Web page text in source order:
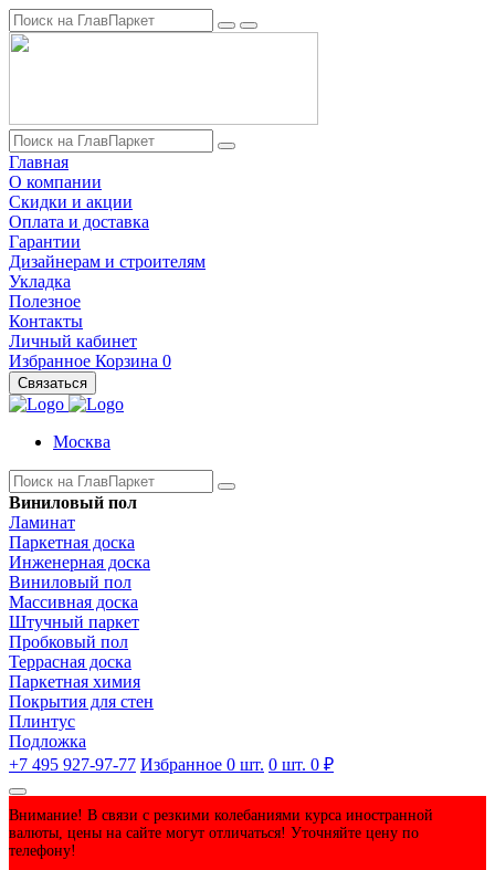
Главная
О компании
Скидки и акции
Оплата и доставка
Гарантии
Дизайнерам и строителям
Укладка
Полезное
Контакты
Личный кабинет
Избранное Корзина 0
Связаться
Москва
Виниловый пол
Ламинат
Паркетная доска
Инженерная доска
Виниловый пол
Массивная доска
Штучный паркет
Пробковый пол
Террасная доска
Паркетная химия
Покрытия для стен
Плинтус
Подложка
+7 495 927-97-77 Избранное 0 шт. 0 шт. 0 ₽
Внимание! В связи с резкими колебаниями курса иностранной
валюты, цены на сайте могут отличаться! Уточняйте цену по
телефону!